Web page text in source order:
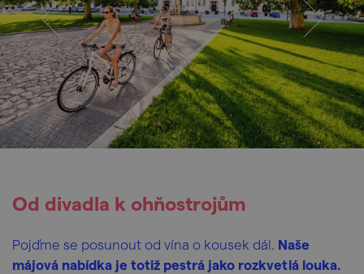
Od divadla k ohňostrojům
Pojďme se posunout od vína o kousek dál. Naše
májová nabídka je totiž pestrá jako rozkvetlá louka.